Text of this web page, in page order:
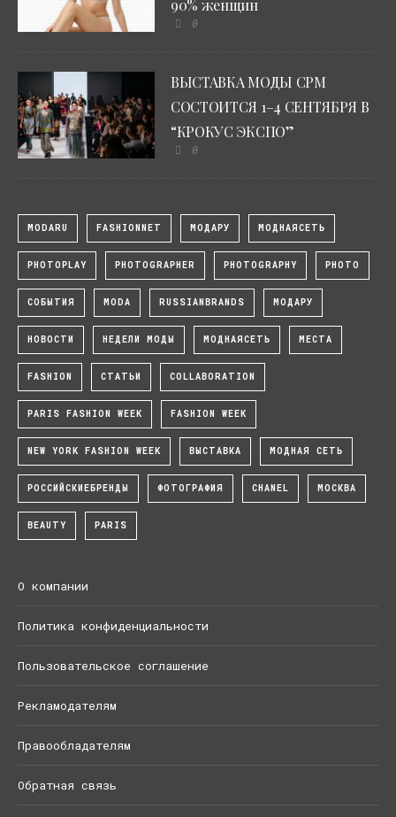
90% женщин
0
ВЫСТАВКА МОДЫ CPM
СОСТОИТСЯ 1–4 СЕНТЯБРЯ В
“КРОКУС ЭКСПО”
0
MODARU FASHIONNET МОДАРУ МОДНАЯСЕТЬ
PHOTOPLAY PHOTOGRAPHER PHOTOGRAPHY PHOTO
СОБЫТИЯ MODA RUSSIANBRANDS МОДАРУ
НОВОСТИ НЕДЕЛИ МОДЫ МОДНАЯСЕТЬ МЕСТА
FASHION СТАТЬИ COLLABORATION
PARIS FASHION WEEK FASHION WEEK
NEW YORK FASHION WEEK ВЫСТАВКА МОДНАЯ СЕТЬ
РОССИЙСКИЕБРЕНДЫ ФОТОГРАФИЯ CHANEL МОСКВА
BEAUTY PARIS
О компании
Политика конфиденциальности
Пользовательское соглашение
Рекламодателям
Правообладателям
Обратная связь